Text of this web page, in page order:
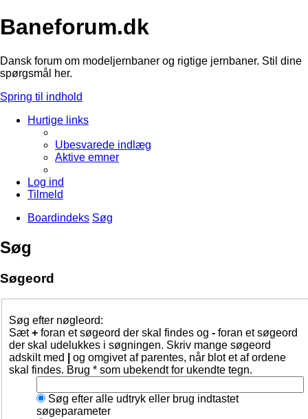
Baneforum.dk
Dansk forum om modeljernbaner og rigtige jernbaner. Stil dine
spørgsmål her.
Spring til indhold
Hurtige links
Ubesvarede indlæg
Aktive emner
Log ind
Tilmeld
Boardindeks Søg
Søg
Søgeord
Søg efter nøgleord:
Sæt+ foran et søgeord der skal findes og - foran et søgeord
der skal udelukkes i søgningen. Skriv mange søgeord
adskilt med
og omgivet af parentes, når blot et af ordene
skal findes. Brug * som ubekendt for ukendte tegn.
Søg efter alle udtryk eller brug indtastet
søgeparameter